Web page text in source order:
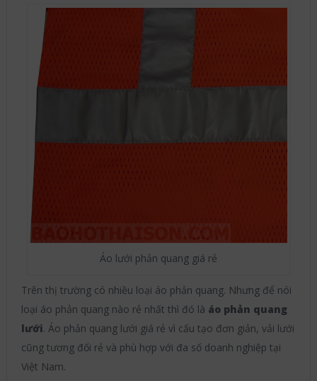
Áo lưới phản quang giá rẻ
Trên thị trường có nhiều loại áo phản quang. Nhưng để nói
loại áo phản quang nào rẻ nhất thì đó là áo phản quang
lưới. Áo phản quang lưới giá rẻ vì cấu tạo đơn giản, vải lưới
cũng tương đối rẻ và phù hợp với đa số doanh nghiệp tại
Việt Nam.